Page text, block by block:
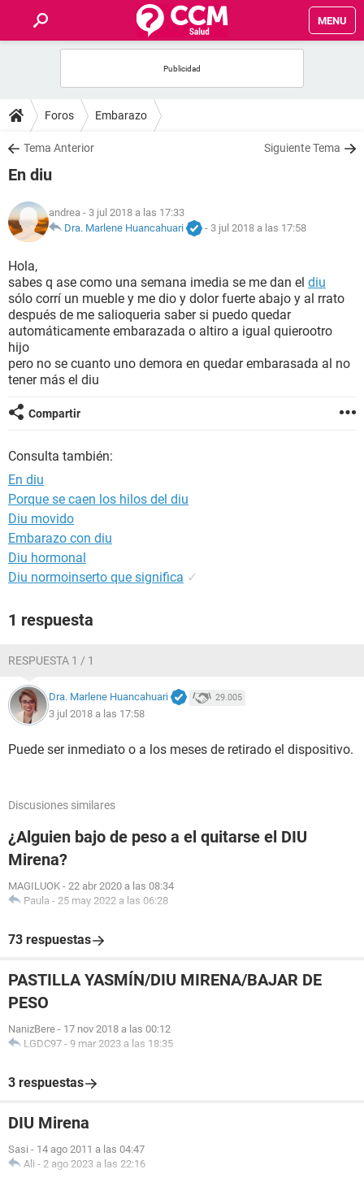
MENU
FOROS
SALUD
NUTRICIÓN
BIENESTAR
SEXUALIDAD
GLOSARIO
Foros Embarazo
Tema Anterior Siguiente Tema
En diu
andrea - 3 jul 2018 a las 17:33
Dra. Marlene Huancahuari
- 3 jul 2018 a las 17:58
Hola,
sabes q ase como una semana imedia se me dan el diu
sólo corrí un mueble y me dio y dolor fuerte abajo y al rrato
después de me salioqueria saber si puedo quedar
automáticamente embarazada o altiro a igual quierootro
hijo
pero no se cuanto uno demora en quedar embarasada al no
tener más el diu
Compartir
Consulta también:
En diu
Porque se caen los hilos del diu
Diu movido
Embarazo con diu
Diu hormonal
Diu normoinserto que significa ✓
1 respuesta
RESPUESTA 1 / 1
Dra. Marlene Huancahuari 29.005
3 jul 2018 a las 17:58
Puede ser inmediato o a los meses de retirado el dispositivo.
Discusiones similares
¿Alguien bajo de peso a el quitarse el DIU
Mirena?
MAGILUOK - 22 abr 2020 a las 08:34
Paula - 25 may 2022 a las 06:28
73 respuestas
PASTILLA YASMÍN/DIU MIRENA/BAJAR DE
PESO
NanizBere - 17 nov 2018 a las 00:12
LGDC97 - 9 mar 2023 a las 18:35
3 respuestas
DIU Mirena
Sasi - 14 ago 2011 a las 04:47
Ali - 2 ago 2023 a las 22:16